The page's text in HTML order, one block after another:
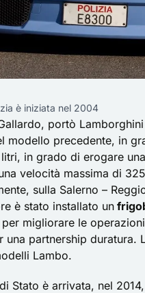
è iniziata nel 2004
portò
modello precedente, in
in grado di erogare
velocità massima di
sulla Salerno –
è stato installato un
migliorare le
una partnership
Lambo.
Stato è arrivata, nel